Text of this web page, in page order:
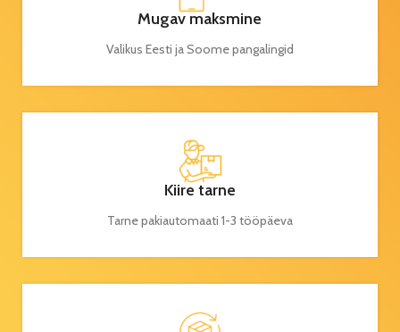
Mugav maksmine
Valikus Eesti ja Soome pangalingid
Kiire tarne
Tarne pakiautomaati 1-3 tööpäeva